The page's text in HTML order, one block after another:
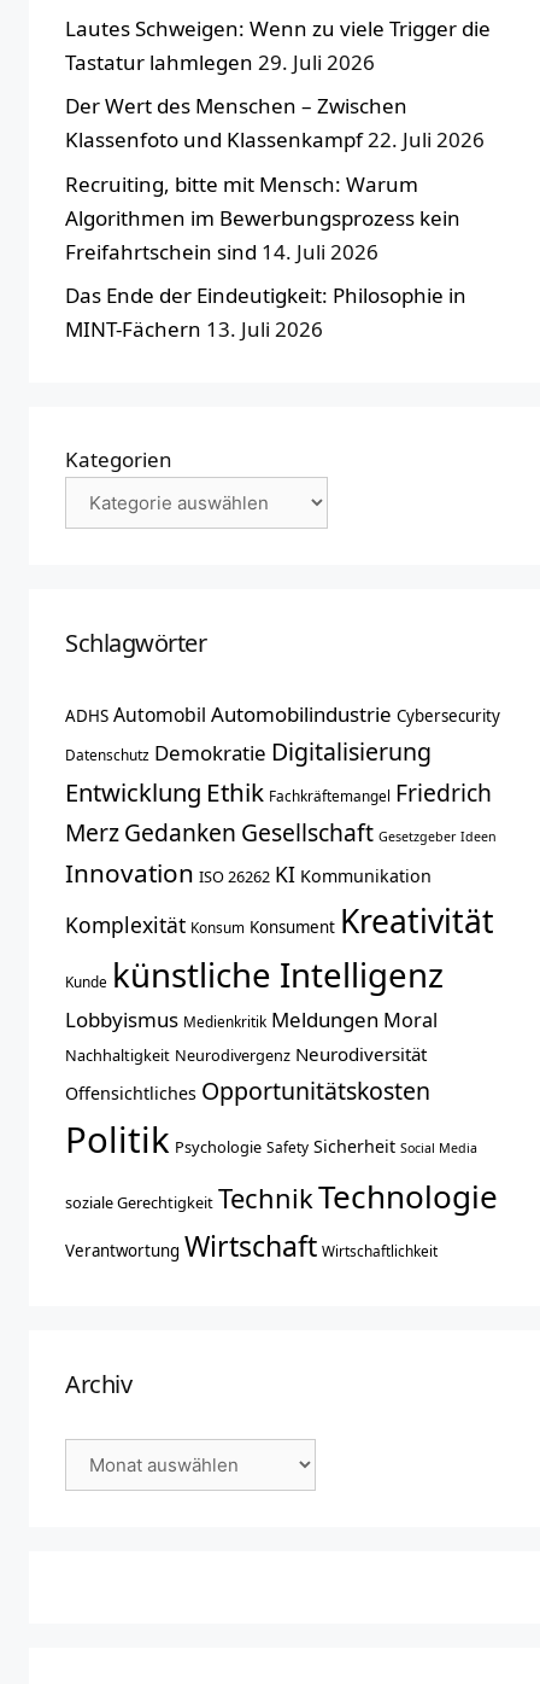
Lautes Schweigen: Wenn zu viele Trigger die
Tastatur lahmlegen 29. Juli 2026
Der Wert des Menschen – Zwischen
Klassenfoto und Klassenkampf22. Juli 2026
Recruiting, bitte mit Mensch: Warum
Algorithmen im Bewerbungsprozess kein
Freifahrtschein sind 14. Juli 2026
Das Ende der Eindeutigkeit: Philosophie in
MINT-Fächern 13. Juli 2026
Kategorien
Schlagwörter
ADHS Automobil Automobilindustrie Cybersecurity
Datenschutz Demokratie Digitalisierung
Entwicklung Ethik Fachkräftemangel Friedrich
MerzGedanken Gesellschaft Gesetzgeber Ideen
Innovation ISO 26262 KI Kommunikation
Komplexität Konsum Konsument Kreativität
Kunde künstliche Intelligenz
Lobbyismus Medienkritik Meldungen Moral
Nachhaltigkeit Neurodivergenz Neurodiversität
Offensichtliches Opportunitätskosten
Politik Psychologie Safety Sicherheit Social Media
soziale Gerechtigkeit TechnikTechnologie
Verantwortung Wirtschaft Wirtschaftlichkeit
Archiv
Archiv